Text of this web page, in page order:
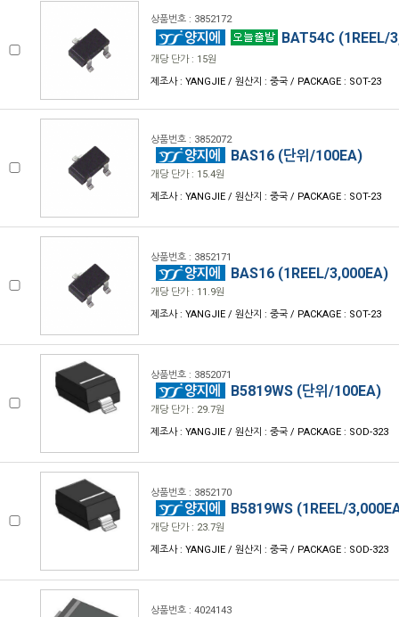
상품번호 : 3852172
BAT54C (1REEL/
개당 단가 : 15원
제조사 : YANGJIE / 원산지 : 중국 / PACKAGE : SOT-23
상품번호 : 3852072
BAS16 (단위/100EA)
개당 단가 : 15.4원
제조사 : YANGJIE / 원산지 : 중국 / PACKAGE : SOT-23
상품번호 : 3852171
BAS16 (1REEL/3,000EA)
개당 단가 : 11.9원
제조사 : YANGJIE / 원산지 : 중국 / PACKAGE : SOT-23
상품번호 : 3852071
B5819WS (단위/100EA)
개당 단가 : 29.7원
제조사 : YANGJIE / 원산지 : 중국 / PACKAGE : SOD-323
상품번호 : 3852170
B5819WS (1REEL/
개당 단가 : 23.7원
제조사 : YANGJIE / 원산지 : 중국 / PACKAGE : SOD-323
상품번호 : 4024143